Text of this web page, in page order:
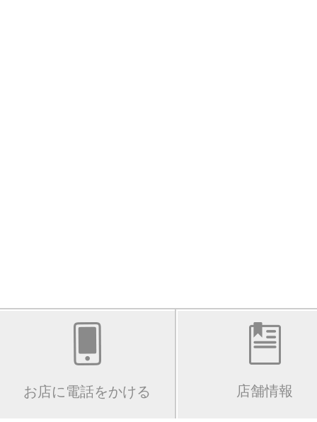
お店に電話をかける 店舗情報